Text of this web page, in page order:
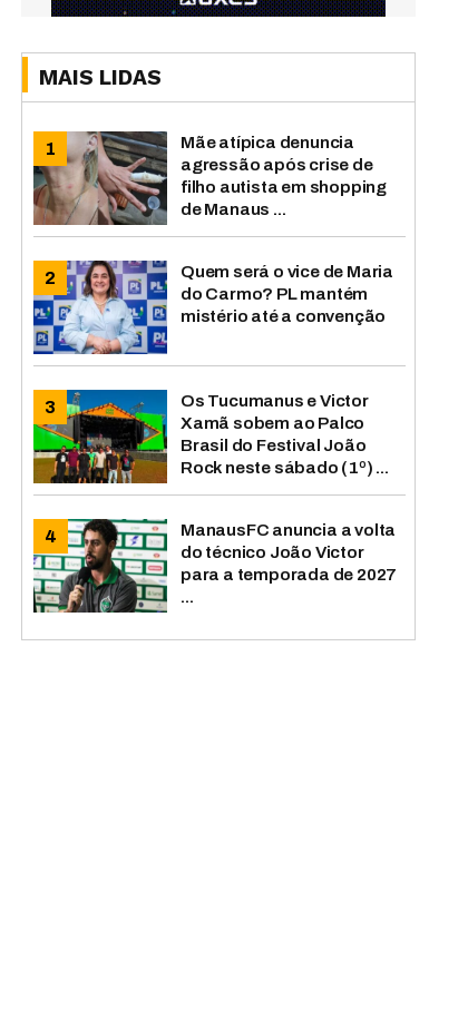
MAIS LIDAS
Mãe atípica denuncia
agressão após crise de
filho autista em shopping
de Manaus ...
Quem será o vice de Maria
do Carmo? PL mantém
mistério até a convenção
Os Tucumanus e Victor
Xamã sobem ao Palco
Brasil do Festival João
Rock neste sábado (1º) ...
ManausFC anuncia a volta
do técnico João Victor
para a temporada de 2027
...